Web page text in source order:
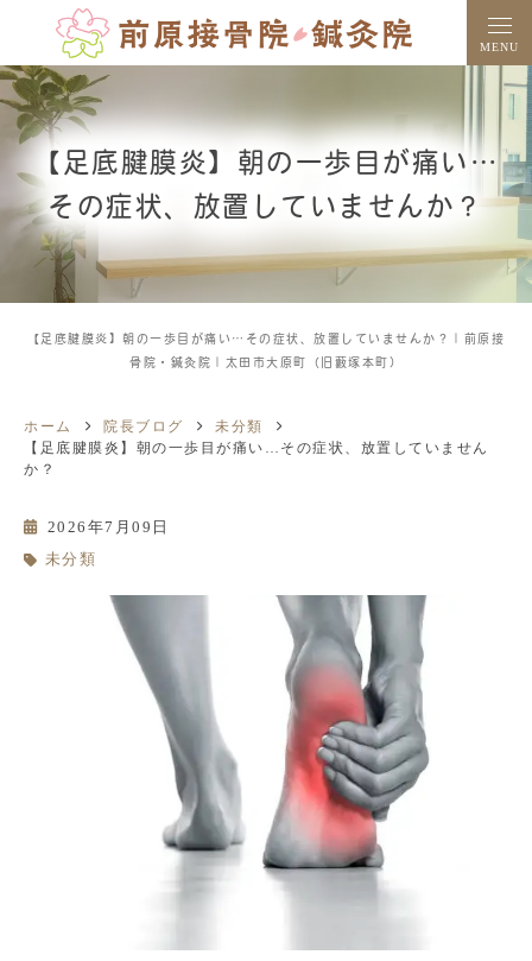
MENU
【足底腱膜炎】朝の一歩目が痛い…
その症状、放置していませんか？
【足底腱膜炎】朝の一歩目が痛い…その症状、放置していませんか？｜前原接
骨院・鍼灸院｜太田市大原町（旧藪塚本町）
ホーム 院長ブログ
未分類
【足底腱膜炎】朝の一歩目が痛い…その症状、放置していません
か？
2026年7月09日
未分類